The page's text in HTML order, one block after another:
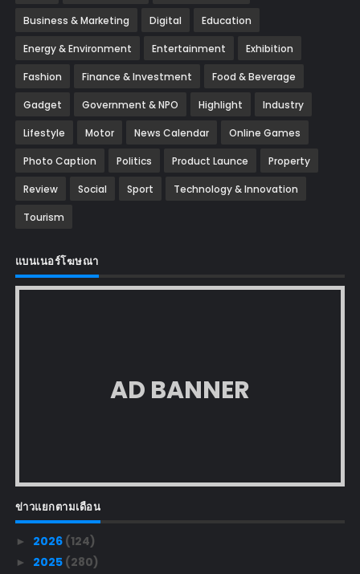
Business & Marketing Digital Education
Energy & Environment Entertainment Exhibition
Fashion Finance & Investment Food & Beverage
Gadget Government & NPO Highlight Industry
Lifestyle Motor News Calendar Online Games
Photo Caption Politics Product Launce Property
Review Social Sport Technology & Innovation
Tourism
แบนเนอร์โฆษณา
AD BANNER
ข่าวแยกตามเดือน
► 2026 (124)
► 2025 (280)